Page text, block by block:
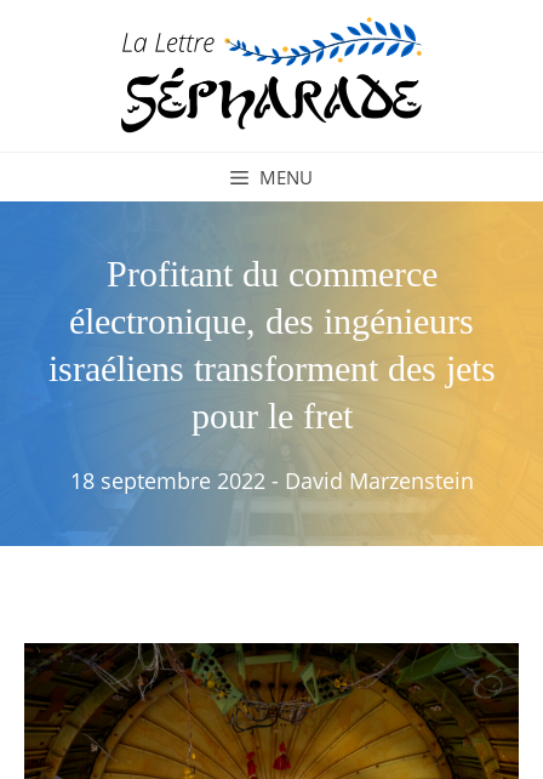
MENU
Profitant du commerce
électronique, des ingénieurs
israéliens transforment des jets
pour le fret
18 septembre 2022 - David Marzenstein